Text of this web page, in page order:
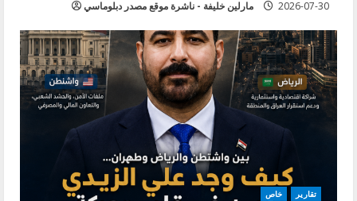
مارلين خليفة - ناشرة موقع مصدر دبلوماسي 2026-07-30
تقارير خاص